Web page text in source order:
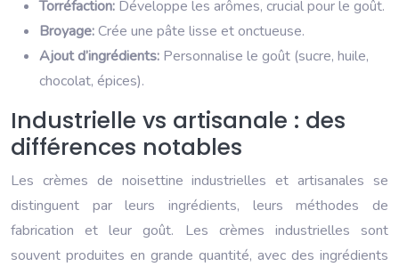
Torréfaction: Développe les arômes, crucial pour le goût.
Broyage:Crée une pâte lisse et onctueuse.
Ajout d’ingrédients: Personnalise le goût (sucre, huile,
chocolat, épices).
Industrielle vs artisanale : des
différences notables
Les crèmes de noisettine industrielles et artisanales se
distinguent par leurs ingrédients, leurs méthodes de
fabrication et leur goût. Les crèmes industrielles sont
souvent produites en grande quantité, avec des ingrédients